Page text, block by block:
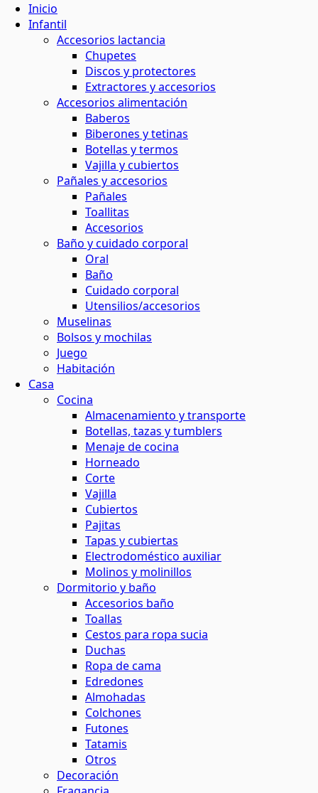
Inicio
Infantil
Accesorios lactancia
Chupetes
Discos y protectores
Extractores y accesorios
Accesorios alimentación
Baberos
Biberones y tetinas
Botellas y termos
Vajilla y cubiertos
Pañales y accesorios
Pañales
Toallitas
Accesorios
Baño y cuidado corporal
Oral
Baño
Cuidado corporal
Utensilios/accesorios
Muselinas
Bolsos y mochilas
Juego
Habitación
Casa
Cocina
Almacenamiento y transporte
Botellas, tazas y tumblers
Menaje de cocina
Horneado
Corte
Vajilla
Cubiertos
Pajitas
Tapas y cubiertas
Electrodoméstico auxiliar
Molinos y molinillos
Dormitorio y baño
Accesorios baño
Toallas
Cestos para ropa sucia
Duchas
Ropa de cama
Edredones
Almohadas
Colchones
Futones
Tatamis
Otros
Decoración